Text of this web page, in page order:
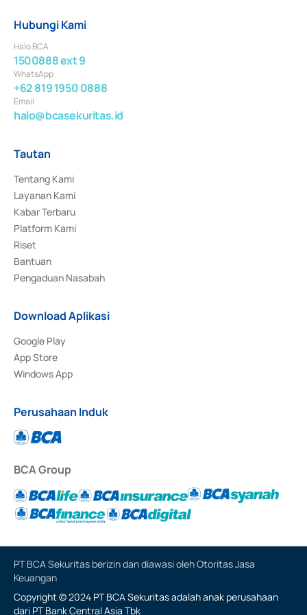
Hubungi Kami
Halo BCA
1500888 ext 9
WhatsApp
+62 819 1950 0888
Email
halo@bcasekuritas.id
Tautan
Tentang Kami
Layanan Kami
Kabar Terbaru
Platform Kami
Riset
Bantuan
Pengaduan Nasabah
Download Aplikasi
Google Play
App Store
Windows App
Perusahaan Induk
BCA Group
PT BCA Sekuritas berizin dan diawasi oleh Otoritas Jasa
Keuangan
Copyright © 2024 PT BCA Sekuritas adalah anak perusahaan
dari PT Bank Central Asia Tbk